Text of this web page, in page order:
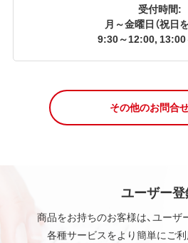
受付時間:
月～金曜日（祝日
9:30～12:00,
その他のお問合
ユーザー
商品をお持ちのお客様は、ユー
各種サービスをより簡単にご利